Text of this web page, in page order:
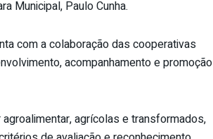
Municipal, Paulo Cunha.
com a colaboração das cooperativas
acompanhamento e promoção
agrícolas e transformados,